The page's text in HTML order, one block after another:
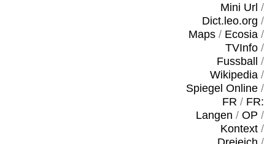
Mini Url /
Dict.leo.org /
Maps/ Ecosia/
TVInfo/
Fussball
/
Wikipedia/
Spiegel Online/
FR / FR:
Langen / OP /
Kontext/